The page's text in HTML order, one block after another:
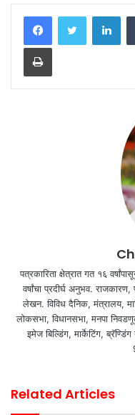
Print
पत्रकारिता क्षेत्रात गत १६
वर्षांचा प्रदीर्घ अनुभव.
लेखन. विविध दैनिक, मंत्रालय,
लोकसभा, विधानसभा, मनपा
इमेज बिल्डिंग, मार्केटिंग, ब्रॅण्डिंग
Related Articles